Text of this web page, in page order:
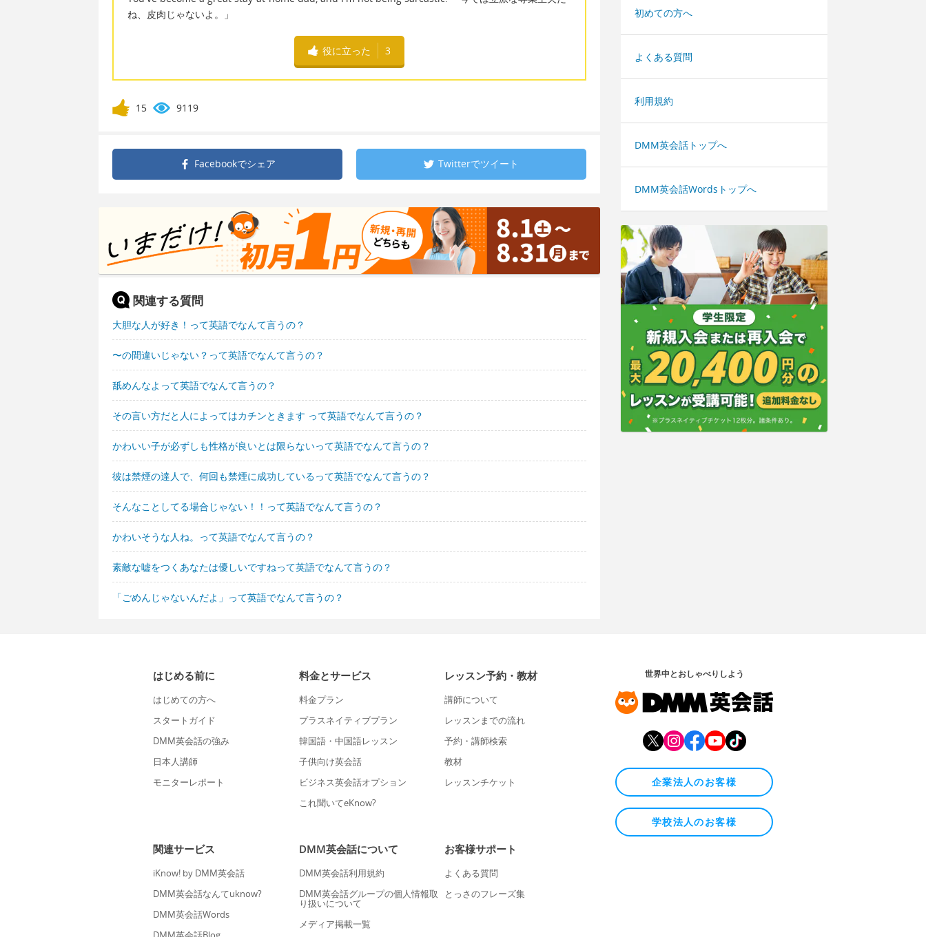
ね、皮肉じゃないよ。」
役に立った 3
15 9119
Facebookでシェア Twitterでツイート
関連する質問
大胆な人が好き！って英語でなんて言うの？
〜の間違いじゃない？って英語でなんて言うの？
舐めんなよって英語でなんて言うの？
その言い方だと人によってはカチンときます って英語でなんて言うの？
かわいい子が必ずしも性格が良いとは限らないって英語でなんて言うの？
彼は禁煙の達人で、何回も禁煙に成功しているって英語でなんて言うの？
そんなことしてる場合じゃない！！って英語でなんて言うの？
かわいそうな人ね。って英語でなんて言うの？
素敵な嘘をつくあなたは優しいですねって英語でなんて言うの？
「ごめんじゃないんだよ」って英語でなんて言うの？
初めての方へ
よくある質問
利用規約
DMM英会話トップへ
DMM英会話Wordsトップへ
はじめる前に
はじめての方へ
スタートガイド
DMM英会話の強み
日本人講師
モニターレポート
料金とサービス
料金プラン
プラスネイティブプラン
韓国語・中国語レッスン
子供向け英会話
ビジネス英会話オプション
これ聞いてeKnow?
レッスン予約・教材
講師について
レッスンまでの流れ
予約・講師検索
教材
レッスンチケット
関連サービス
iKnow! by DMM英会話
DMM英会話なんてuknow?
DMM英会話Words
DMM英会話について
DMM英会話利用規約
DMM英会話グループの個人情報取
り扱いについて
メディア掲載一覧
お客様サポート
よくある質問
とっさのフレーズ集
世界中とおしゃべりしよう
企業法人のお客様
学校法人のお客様